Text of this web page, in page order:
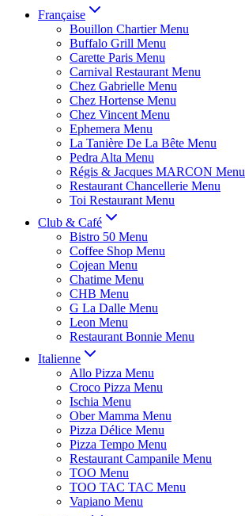
Française
Bouillon Chartier Menu
Buffalo Grill Menu
Carette Paris Menu
Carnival Restaurant Menu
Chez Gabrielle Menu
Chez Hortense Menu
Chez Vincent Menu
Ephemera Menu
La Tanière De La Bête Menu
Pedra Alta Menu
Régis & Jacques MARCON Menu
Restaurant Chancellerie Menu
Toi Restaurant Menu
Club & Café
Bistro 50 Menu
Coffee Shop Menu
Cojean Menu
Chatime Menu
CHB Menu
G La Dalle Menu
Leon Menu
Restaurant Bonnie Menu
Italienne
Allo Pizza Menu
Croco Pizza Menu
Ischia Menu
Ober Mamma Menu
Pizza Délice Menu
Pizza Tempo Menu
Restaurant Campanile Menu
TOO Menu
TOO TAC TAC Menu
Vapiano Menu